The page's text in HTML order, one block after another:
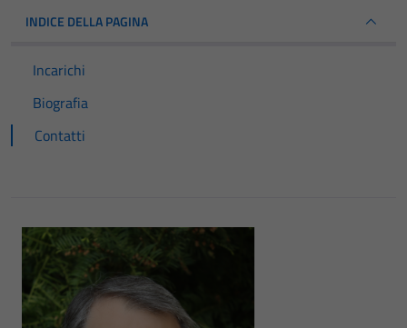
INDICE DELLA PAGINA
Incarichi
Biografia
Contatti